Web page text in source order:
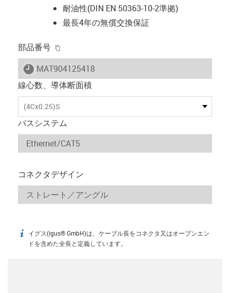
耐油性(DIN EN 50363-10-2準拠)
最長4年の無償交換保証
部品番号
igus-icon-lieferzeit
MAT904125418
線心数、導体断面積
(4Cx0.25)S
バスシステム
コネクタデザイン
igus-icon-info
イグス(igus® GmbH)は、ケーブル長をコネクタ又はオープンエン
ドを含めた全長と定義しています。